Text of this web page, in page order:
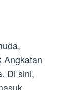
Angkatan
Di sini,